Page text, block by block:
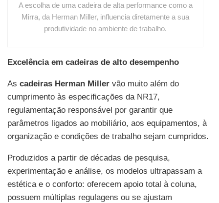
A escolha de uma cadeira de alta performance como a
Mirra, da Herman Miller, influencia diretamente a sua
produtividade no ambiente de trabalho.
Excelência em cadeiras de alto desempenho
Ascadeiras Herman Miller vão muito além do
cumprimento às especificações da NR17,
regulamentação responsável por garantir que
parâmetros ligados ao mobiliário, aos equipamentos, à
organização e condições de trabalho sejam cumpridos.
Produzidos a partir de décadas de pesquisa,
experimentação e análise, os modelos ultrapassam a
estética e o conforto: oferecem apoio total à coluna,
possuem múltiplas regulagens ou se ajustam